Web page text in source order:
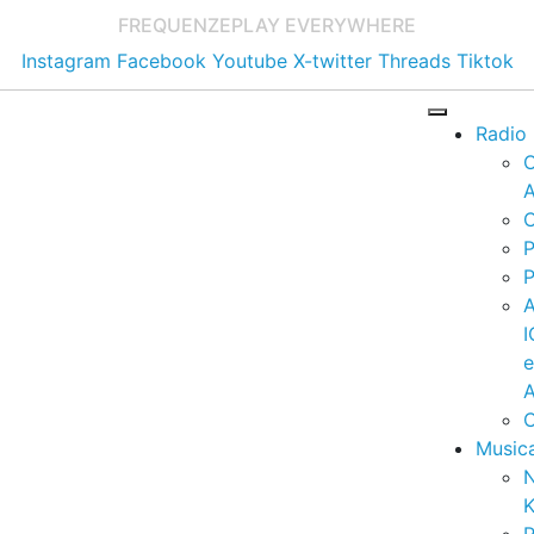
FREQUENZEPLAY EVERYWHERE
Instagram Facebook Youtube X-twitter Threads Tiktok
Radio
e